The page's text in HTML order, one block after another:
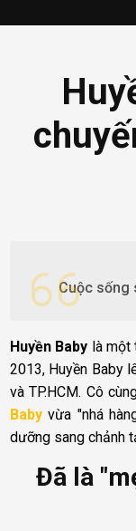
Cuộc sống
Huyền Baby là
2013, Huyền Baby
và TP.HCM. Cô
Baby vừa "nhá
dưỡng sang chảnh
Đã là